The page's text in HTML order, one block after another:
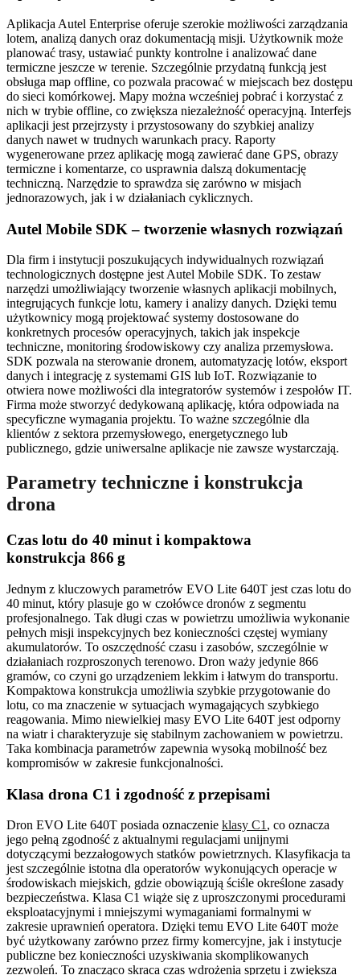
Aplikacja Autel Enterprise oferuje szerokie możliwości zarządzania
lotem, analizą danych oraz dokumentacją misji. Użytkownik może
planować trasy, ustawiać punkty kontrolne i analizować dane
termiczne jeszcze w terenie. Szczególnie przydatną funkcją jest
obsługa map offline, co pozwala pracować w miejscach bez dostępu
do sieci komórkowej. Mapy można wcześniej pobrać i korzystać z
nich w trybie offline, co zwiększa niezależność operacyjną. Interfejs
aplikacji jest przejrzysty i przystosowany do szybkiej analizy
danych nawet w trudnych warunkach pracy. Raporty
wygenerowane przez aplikację mogą zawierać dane GPS, obrazy
termiczne i komentarze, co usprawnia dalszą dokumentację
techniczną. Narzędzie to sprawdza się zarówno w misjach
jednorazowych, jak i w działaniach cyklicznych.
Autel Mobile SDK – tworzenie własnych rozwiązań
Dla firm i instytucji poszukujących indywidualnych rozwiązań
technologicznych dostępne jest Autel Mobile SDK. To zestaw
narzędzi umożliwiający tworzenie własnych aplikacji mobilnych,
integrujących funkcje lotu, kamery i analizy danych. Dzięki temu
użytkownicy mogą projektować systemy dostosowane do
konkretnych procesów operacyjnych, takich jak inspekcje
techniczne, monitoring środowiskowy czy analiza przemysłowa.
SDK pozwala na sterowanie dronem, automatyzację lotów, eksport
danych i integrację z systemami GIS lub IoT. Rozwiązanie to
otwiera nowe możliwości dla integratorów systemów i zespołów IT.
Firma może stworzyć dedykowaną aplikację, która odpowiada na
specyficzne wymagania projektu. To ważne szczególnie dla
klientów z sektora przemysłowego, energetycznego lub
publicznego, gdzie uniwersalne aplikacje nie zawsze wystarczają.
Parametry techniczne i konstrukcja
drona
Czas lotu do 40 minut i kompaktowa
konstrukcja 866 g
Jednym z kluczowych parametrów EVO Lite 640T jest czas lotu do
40 minut, który plasuje go w czołówce dronów z segmentu
profesjonalnego. Tak długi czas w powietrzu umożliwia wykonanie
pełnych misji inspekcyjnych bez konieczności częstej wymiany
akumulatorów. To oszczędność czasu i zasobów, szczególnie w
działaniach rozproszonych terenowo. Dron waży jedynie 866
gramów, co czyni go urządzeniem lekkim i łatwym do transportu.
Kompaktowa konstrukcja umożliwia szybkie przygotowanie do
lotu, co ma znaczenie w sytuacjach wymagających szybkiego
reagowania. Mimo niewielkiej masy EVO Lite 640T jest odporny
na wiatr i charakteryzuje się stabilnym zachowaniem w powietrzu.
Taka kombinacja parametrów zapewnia wysoką mobilność bez
kompromisów w zakresie funkcjonalności.
Klasa drona C1 i zgodność z przepisami
Dron EVO Lite 640T posiada oznaczenie klasy C1 , co oznacza
jego pełną zgodność z aktualnymi regulacjami unijnymi
dotyczącymi bezzałogowych statków powietrznych. Klasyfikacja ta
jest szczególnie istotna dla operatorów wykonujących operacje w
środowiskach miejskich, gdzie obowiązują ściśle określone zasady
bezpieczeństwa. Klasa C1 wiąże się z uproszczonymi procedurami
eksploatacyjnymi i mniejszymi wymaganiami formalnymi w
zakresie uprawnień operatora. Dzięki temu EVO Lite 640T może
być użytkowany zarówno przez firmy komercyjne, jak i instytucje
publiczne bez konieczności uzyskiwania skomplikowanych
zezwoleń. To znacząco skraca czas wdrożenia sprzętu i zwiększa